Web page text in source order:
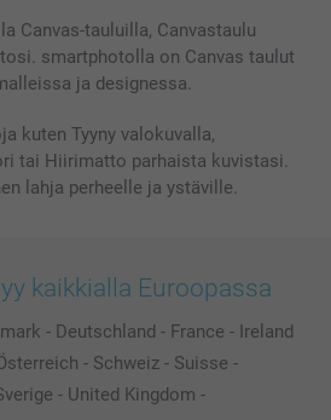
Canvas-tauluilla, Canvastaulu
smartphotolla on Canvas taulut
ja designessa.
kuten Tyyny valokuvalla,
tai Hiirimatto parhaista kuvistasi.
lahja perheelle ja ystäville.
kaikkialla Euroopassa
- Deutschland - France - Ireland
- Schweiz - Suisse -
- United Kingdom -